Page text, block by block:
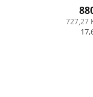
727,27